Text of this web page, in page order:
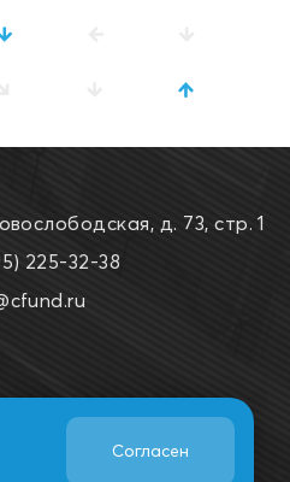
д. 73, стр. 1
225-32-38
Согласен